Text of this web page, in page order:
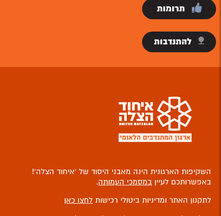
תרומות
להתנדבות
השקיפות הארגונית הינה מאבני היסוד של ‘איחוד הצלה’!
באפשרותכם לעיין במסמכי העמותה.
לתקנון האתר ומדיניות ביטולי רכישות לחצו כאן